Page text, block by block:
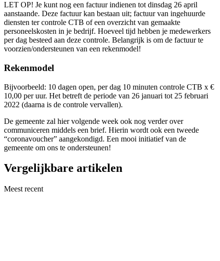
LET OP! Je kunt nog een factuur indienen tot dinsdag 26 april
aanstaande. Deze factuur kan bestaan uit; factuur van ingehuurde
diensten ter controle CTB of een overzicht van gemaakte
personeelskosten in je bedrijf. Hoeveel tijd hebben je medewerkers
per dag besteed aan deze controle. Belangrijk is om de factuur te
voorzien/ondersteunen van een rekenmodel!
Rekenmodel
Bijvoorbeeld: 10 dagen open, per dag 10 minuten controle CTB x €
10,00 per uur. Het betreft de periode van 26 januari tot 25 februari
2022 (daarna is de controle vervallen).
De gemeente zal hier volgende week ook nog verder over
communiceren middels een brief. Hierin wordt ook een tweede
“coronavoucher” aangekondigd. Een mooi initiatief van de
gemeente om ons te ondersteunen!
Vergelijkbare artikelen
Meest recent